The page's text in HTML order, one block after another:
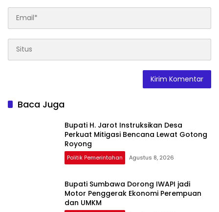
Baca Juga
Bupati H. Jarot Instruksikan Desa
Perkuat Mitigasi Bencana Lewat Gotong
Royong
Politik Pemerintahan Agustus 8, 2026
Bupati Sumbawa Dorong IWAPI jadi
Motor Penggerak Ekonomi Perempuan
dan UMKM